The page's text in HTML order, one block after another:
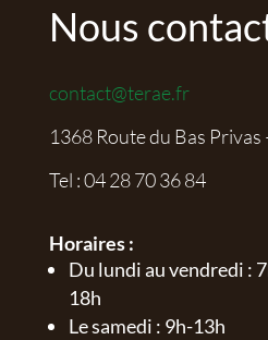
Nous
contact@terae.fr
1368 Route du Bas
Tel :04 28 70 36 84
Horaires :
Du lundi au vendredi :
18h
Le samedi : 9h-13h